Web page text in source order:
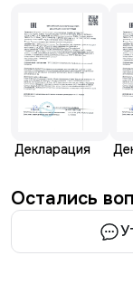
Декларация
Остались